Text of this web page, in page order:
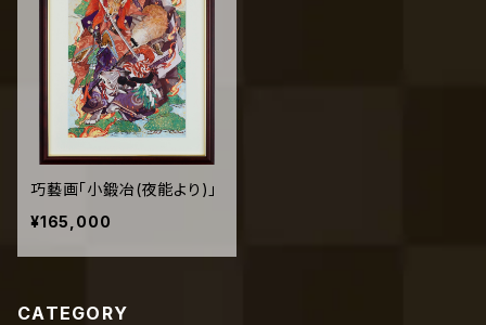
巧藝画「小鍛冶(夜能より)」
¥165,000
CATEGORY